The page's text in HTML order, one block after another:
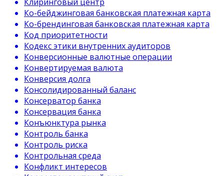
Ко-бейджинговая банковская платежная карта
Ко-брендинговая банковская платежная карта
Код приоритетности
Кодекс этики внутренних аудиторов
Конверсионные валютные операции
Конвертируемая валюта
Конверсия долга
Консолидированный баланс
Консерватор банка
Консервация банка
Конъюнктура рынка
Контроль банка
Контроль риска
Контрольная среда
Конфликт интересов